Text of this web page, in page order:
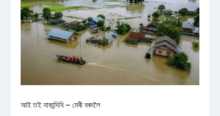
আই তই নাকান্দিবি – মেৰী বৰদলৈ